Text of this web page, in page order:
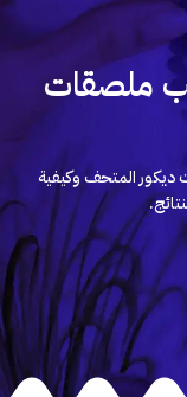
ملصقات
المتحف وكيفية